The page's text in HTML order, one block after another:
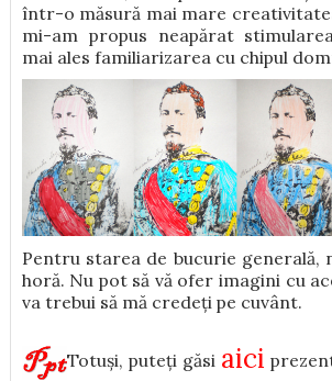
într-o măsură mai mare
mi-am propus neapărat
mai ales familiarizarea cu chipul
Pentru starea de bucurie generală,
horă. Nu pot să vă ofer imagini cu
va trebui să mă credeți pe cuvânt.
Totuși, puteți găsi aici